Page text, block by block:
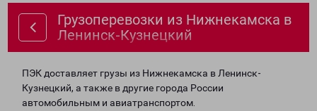
Грузоперевозки из Нижнекамска в
Ленинск-Кузнецкий
ПЭК доставляет грузы из Нижнекамска в Ленинск-
Кузнецкий, а также в другие города России
автомобильным и авиатранспортом.